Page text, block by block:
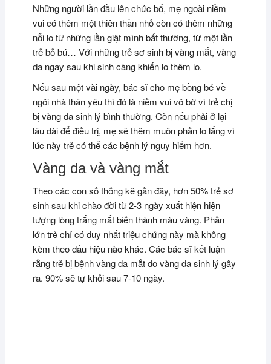
Những người lần đầu lên chức bố, mẹ ngoài niềm
vui có thêm một thiên thần nhỏ còn có thêm những
nỗi lo từ những lần giật mình bất thường, từ một lần
trẻ bỏ bú… Với những trẻ sơ sinh bị vàng mắt, vàng
da ngay sau khi sinh càng khiến lo thêm lo.
Nếu sau một vài ngày, bác sĩ cho mẹ bồng bé về
ngôi nhà thân yêu thì đó là niềm vui vô bờ vì trẻ chị
bị vàng da sinh lý bình thường. Còn nếu phải ở lại
lâu dài để điều trị, mẹ sẽ thêm muôn phần lo lắng vì
lúc này trẻ có thể các bệnh lý nguy hiểm hơn.
Vàng da và vàng mắt
Theo các con số thống kê gần đây, hơn 50% trẻ sơ
sinh sau khi chào đời từ 2-3 ngày xuất hiện hiện
tượng lòng trắng mắt biến thành màu vàng. Phần
lớn trẻ chỉ có duy nhất triệu chứng này mà không
kèm theo dấu hiệu nào khác. Các bác sĩ kết luận
rằng trẻ bị bệnh vàng da mắt do vàng da sinh lý gây
ra. 90% sẽ tự khỏi sau 7-10 ngày.